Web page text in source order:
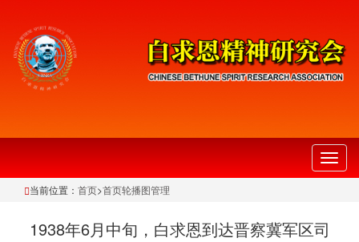
切
换
当前位置： 首页>首页轮播图管理
1938年6月中旬，白求恩到达晋察冀军区司